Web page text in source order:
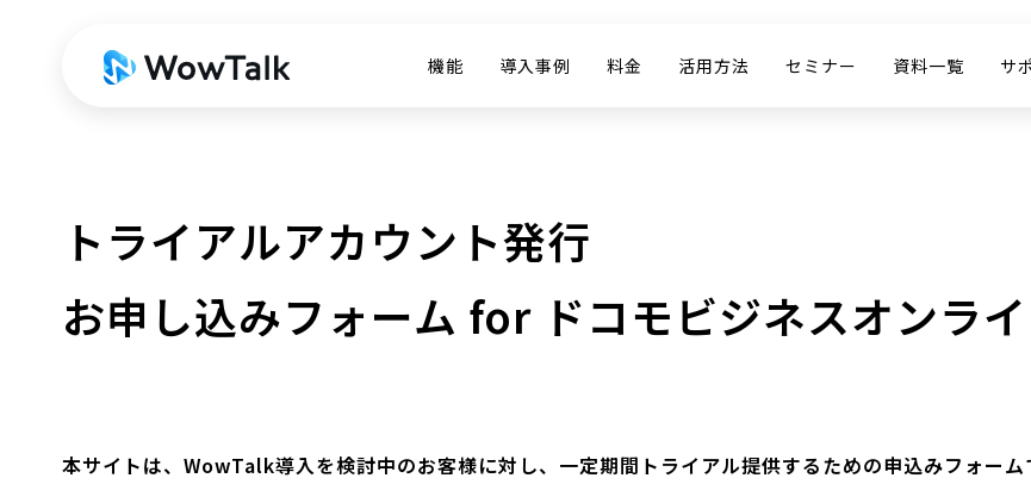
機能 導入事例 料金 活用方法 セミナー 資料一覧 サ
トライアルアカウント発行
お申し込みフォーム for ドコモビジネスオンラ
本サイトは、WowTalk導入を検討中のお客様に対し、一定期間トライアル提供するための申込みフォーム